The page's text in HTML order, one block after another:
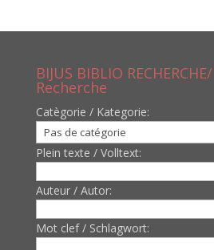
BIJUS BIBLIO
Recherche
Catègorie / Kategorie:
Plein texte / Volltext:
Auteur / Autor:
Mot clef / Schlagwort: